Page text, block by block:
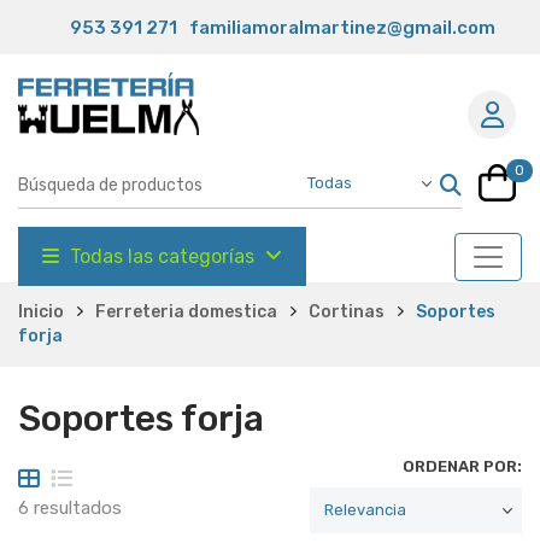
953 391 271 familiamoralmartinez@gmail.com
0
Todas las categorías
Inicio Ferreteria domestica Cortinas
Soportes
forja
Soportes forja
6 resultados
ORDENAR POR: